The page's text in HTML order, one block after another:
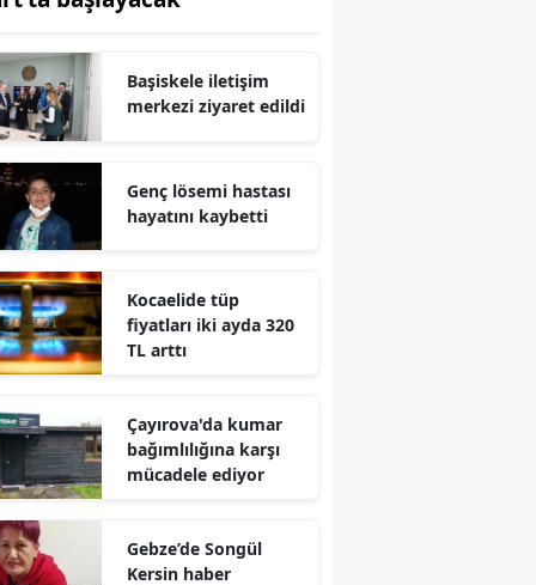
Elazığ
Eskişehir
Giresun
Hakkari
Hatay
Mersin
Başiskele iletişim
merkezi ziyaret edildi
Genç lösemi hastası
hayatını kaybetti
Kocaelide tüp
fiyatları iki ayda 320
TL arttı
Çayırova'da kumar
bağımlılığına karşı
mücadele ediyor
Gebze’de Songül
Kersin haber